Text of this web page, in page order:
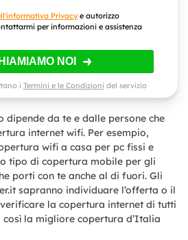
Privacye autorizzo
per informazioni e assistenza
NOI
i Termini e le Condizioni del servizio
dipende da te e dalle persone che
internet wifi. Per esempio,
wifi a casa per pc fissi e
tipo di copertura mobile per gli
porti con te anche al di fuori. Gli
sapranno individuare l’offerta o il
la copertura internet di tutti
la migliore copertura d’Italia